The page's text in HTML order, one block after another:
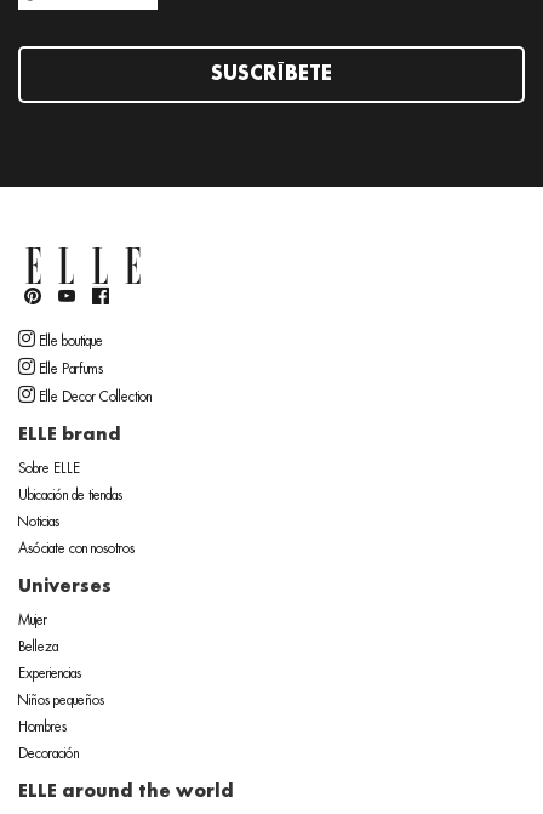
SUSCRÍBETE
Elle boutique
Elle Parfums
Elle Decor Collection
ELLE brand
Sobre ELLE
Ubicación de tiendas
Noticias
Asóciate con nosotros
Universes
Mujer
Belleza
Experiencias
Niños pequeños
Hombres
Decoración
ELLE around the world